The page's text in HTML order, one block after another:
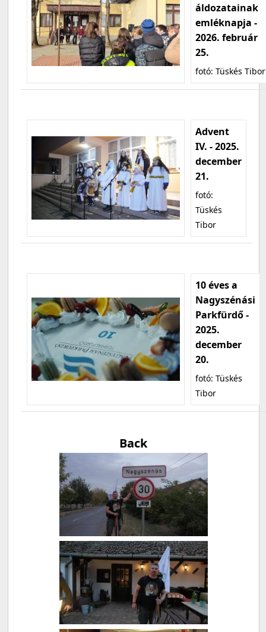
áldozatainak
emléknapja -
2026. február
25.
fotó: Tüskés Tibor
Advent
IV. - 2025.
december
21.
fotó:
Tüskés
Tibor
10 éves a
Nagyszénási
Parkfürdő -
2025.
december
20.
fotó: Tüskés
Tibor
Back